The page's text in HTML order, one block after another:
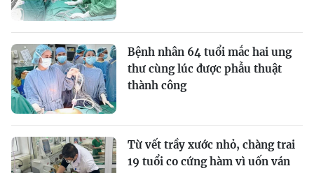
Bệnh nhân 64 tuổi mắc hai ung
thư cùng lúc được phẫu thuật
thành công
Từ vết trầy xước nhỏ, chàng trai
19 tuổi co cứng hàm vì uốn ván